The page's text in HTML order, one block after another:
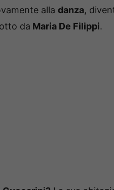
alla danza,
da Maria De Filippi.